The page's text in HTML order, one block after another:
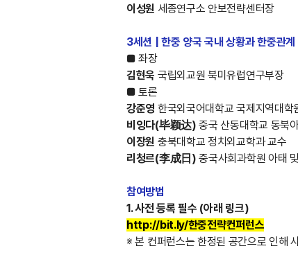
이성원 세종연구소 안보전략센터장
3세션 | 한중 양국 국내 상황과 한중관계
■ 좌장
김현욱 국립외교원 북미유럽연구부장
■ 토론
강준영 한국외국어대학교 국제지역대학
비잉다(毕颖达) 중국 산동대학교 동북
이장원 충북대학교 정치외교학과 교수
리청르(李成日) 중국사회과학원 아태
참여방법
1. 사전 등록 필수 (아래 링크)
http://bit.ly/한중전략컨퍼런스
※ 본 컨퍼런스는 한정된 공간으로 인해